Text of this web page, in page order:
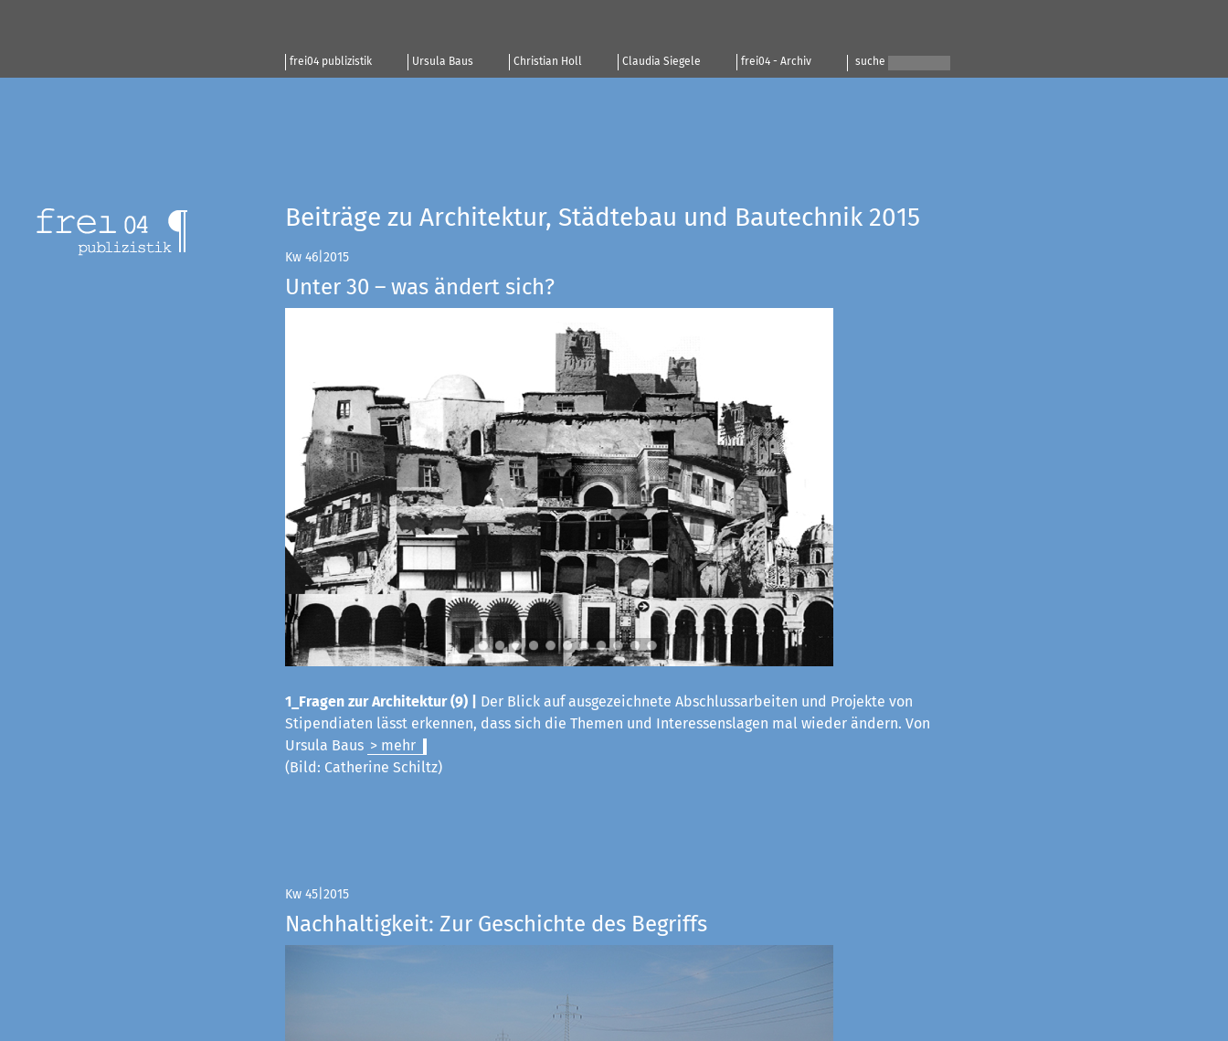
frei04 publizistik Ursula Baus Christian Holl Claudia Siegele frei04 - Archiv suche
Beiträge zu Architektur, Städtebau und Bautechnik 2015
Kw 46|2015
Unter 30 – was ändert sich?
1_Fragen zur Architektur (9) |
Der Blick auf ausgezeichnete Abschlussarbeiten und Projekte von
Stipendiaten lässt erkennen, dass sich die Themen und Interessenslagen mal wieder ändern. Von
Ursula Baus > mehr
(Bild: Catherine Schiltz)
Kw 45|2015
Nachhaltigkeit: Zur Geschichte des Begriffs